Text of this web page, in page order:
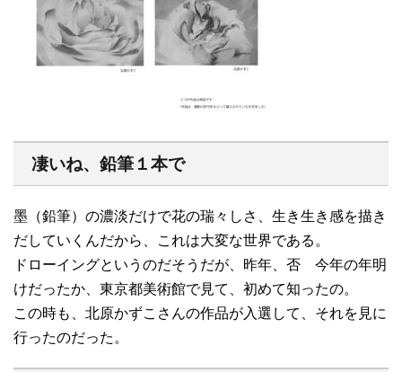
凄いね、鉛筆１本で
墨（鉛筆）の濃淡だけで花の瑞々しさ、生き生き感を描き
だしていくんだから、これは大変な世界である。
ドローイングというのだそうだが、昨年、否 今年の年明
けだったか、東京都美術館で見て、初めて知ったの。
この時も、北原かずこさんの作品が入選して、それを見に
行ったのだった。